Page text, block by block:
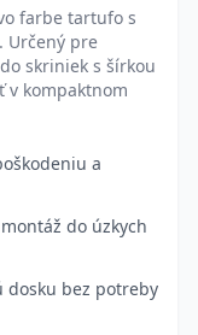
farbe tartufo s
Určený pre
skriniek s šírkou
v kompaktnom
a
do úzkych
dosku bez potreby